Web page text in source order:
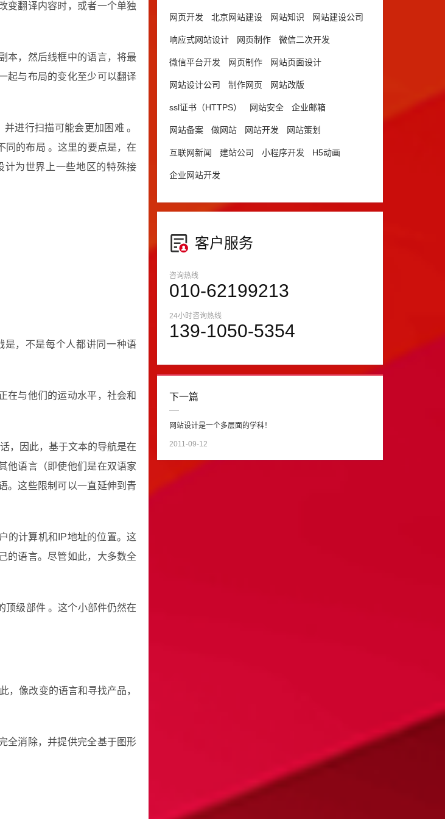
变翻译内容时，或者一个单独
本，然后线框中的语言，将最
起与布局的变化至少可以翻译
进行扫描可能会更加困难 。
同的布局 。这里的要点是，在
计为世界上一些地区的特殊接
是，不是每个人都讲同一种语
在与他们的运动水平，社会和
，因此，基于文本的导航是在
他语言（即使他们是在双语家
。这些限制可以一直延伸到青
的计算机和IP地址的位置。这
的语言。尽管如此，大多数全
顶级部件 。这个小部件仍然在
，像改变的语言和寻找产品，
全消除，并提供完全基于图形
网页开发 北京网站建设 网站知识 网站建设公司
响应式网站设计 网页制作 微信二次开发
微信平台开发 网页制作 网站页面设计
网站设计公司 制作网页 网站改版
ssl证书（HTTPS） 网站安全 企业邮箱
网站备案 做网站 网站开发 网站策划
互联网新闻 建站公司 小程序开发 H5动画
企业网站开发
客户服务
咨询热线
010-62199213
24小时咨询热线
139-1050-5354
下一篇
网站设计是一个多层面的学科！
2011-09-12